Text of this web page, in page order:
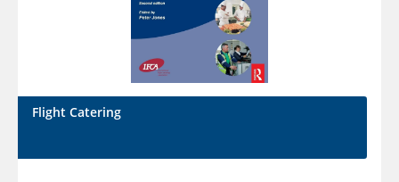
Flight Catering